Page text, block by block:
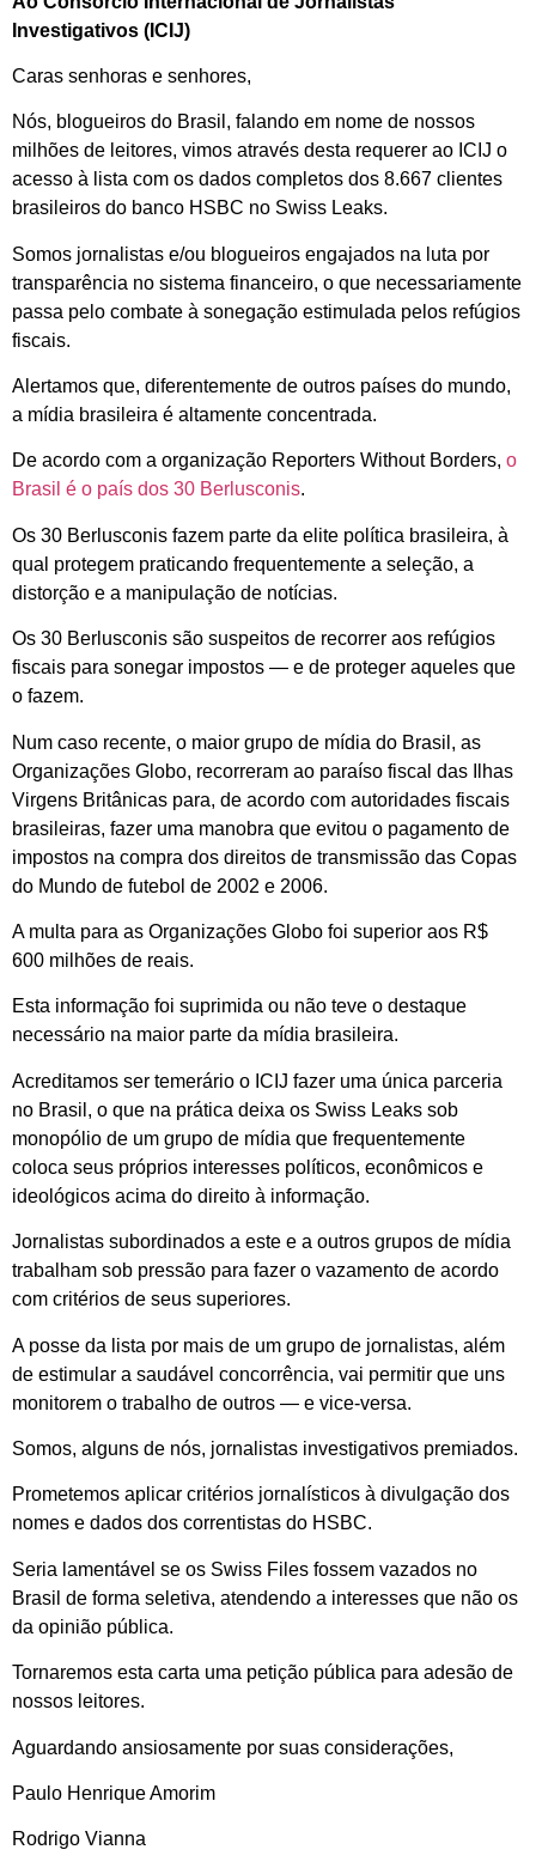
Investigativos (ICIJ)
Caras senhoras e senhores,
Nós, blogueiros do Brasil, falando em nome de nossos
milhões de leitores, vimos através desta requerer ao ICIJ o
acesso à lista com os dados completos dos 8.667 clientes
brasileiros do banco HSBC no Swiss Leaks.
Somos jornalistas e/ou blogueiros engajados na luta por
transparência no sistema financeiro, o que necessariamente
passa pelo combate à sonegação estimulada pelos refúgios
fiscais.
Alertamos que, diferentemente de outros países do mundo,
a mídia brasileira é altamente concentrada.
De acordo com a organização Reporters Without Borders, o
Brasil é o país dos 30 Berlusconis.
Os 30 Berlusconis fazem parte da elite política brasileira, à
qual protegem praticando frequentemente a seleção, a
distorção e a manipulação de notícias.
Os 30 Berlusconis são suspeitos de recorrer aos refúgios
fiscais para sonegar impostos — e de proteger aqueles que
o fazem.
Num caso recente, o maior grupo de mídia do Brasil, as
Organizações Globo, recorreram ao paraíso fiscal das Ilhas
Virgens Britânicas para, de acordo com autoridades fiscais
brasileiras, fazer uma manobra que evitou o pagamento de
impostos na compra dos direitos de transmissão das Copas
do Mundo de futebol de 2002 e 2006.
A multa para as Organizações Globo foi superior aos R$
600 milhões de reais.
Esta informação foi suprimida ou não teve o destaque
necessário na maior parte da mídia brasileira.
Acreditamos ser temerário o ICIJ fazer uma única parceria
no Brasil, o que na prática deixa os Swiss Leaks sob
monopólio de um grupo de mídia que frequentemente
coloca seus próprios interesses políticos, econômicos e
ideológicos acima do direito à informação.
Jornalistas subordinados a este e a outros grupos de mídia
trabalham sob pressão para fazer o vazamento de acordo
com critérios de seus superiores.
A posse da lista por mais de um grupo de jornalistas, além
de estimular a saudável concorrência, vai permitir que uns
monitorem o trabalho de outros — e vice-versa.
Somos, alguns de nós, jornalistas investigativos premiados.
Prometemos aplicar critérios jornalísticos à divulgação dos
nomes e dados dos correntistas do HSBC.
Seria lamentável se os Swiss Files fossem vazados no
Brasil de forma seletiva, atendendo a interesses que não os
da opinião pública.
Tornaremos esta carta uma petição pública para adesão de
nossos leitores.
Aguardando ansiosamente por suas considerações,
Paulo Henrique Amorim
Rodrigo Vianna